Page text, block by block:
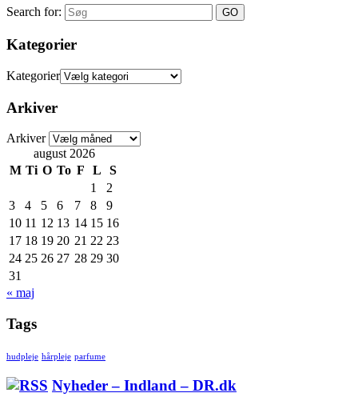
Search for:
Kategorier
Kategorier
Arkiver
Arkiver
august 2026
M Ti O To F L
S
1
2
3
4 5 6 7 8
9
10 11 12 13 14 15 16
17 18 19 20 21 22 23
24 25 26 27 28 29 30
31
« maj
Tags
hudpleje hårpleje parfume
Nyheder – Indland – DR.dk